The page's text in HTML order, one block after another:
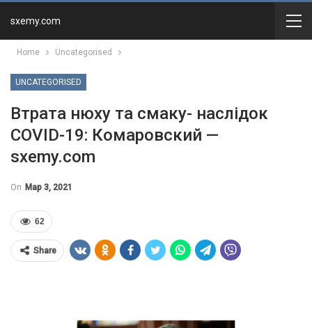
sxemy.com
Home Uncategorised
UNCATEGORISED
Втрата нюху та смаку- наслідок
COVID-19: Комаровский —
sxemy.com
On Мар 3, 2021
62
Share